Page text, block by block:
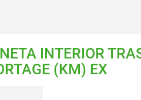
INTERIOR
(KM) EX